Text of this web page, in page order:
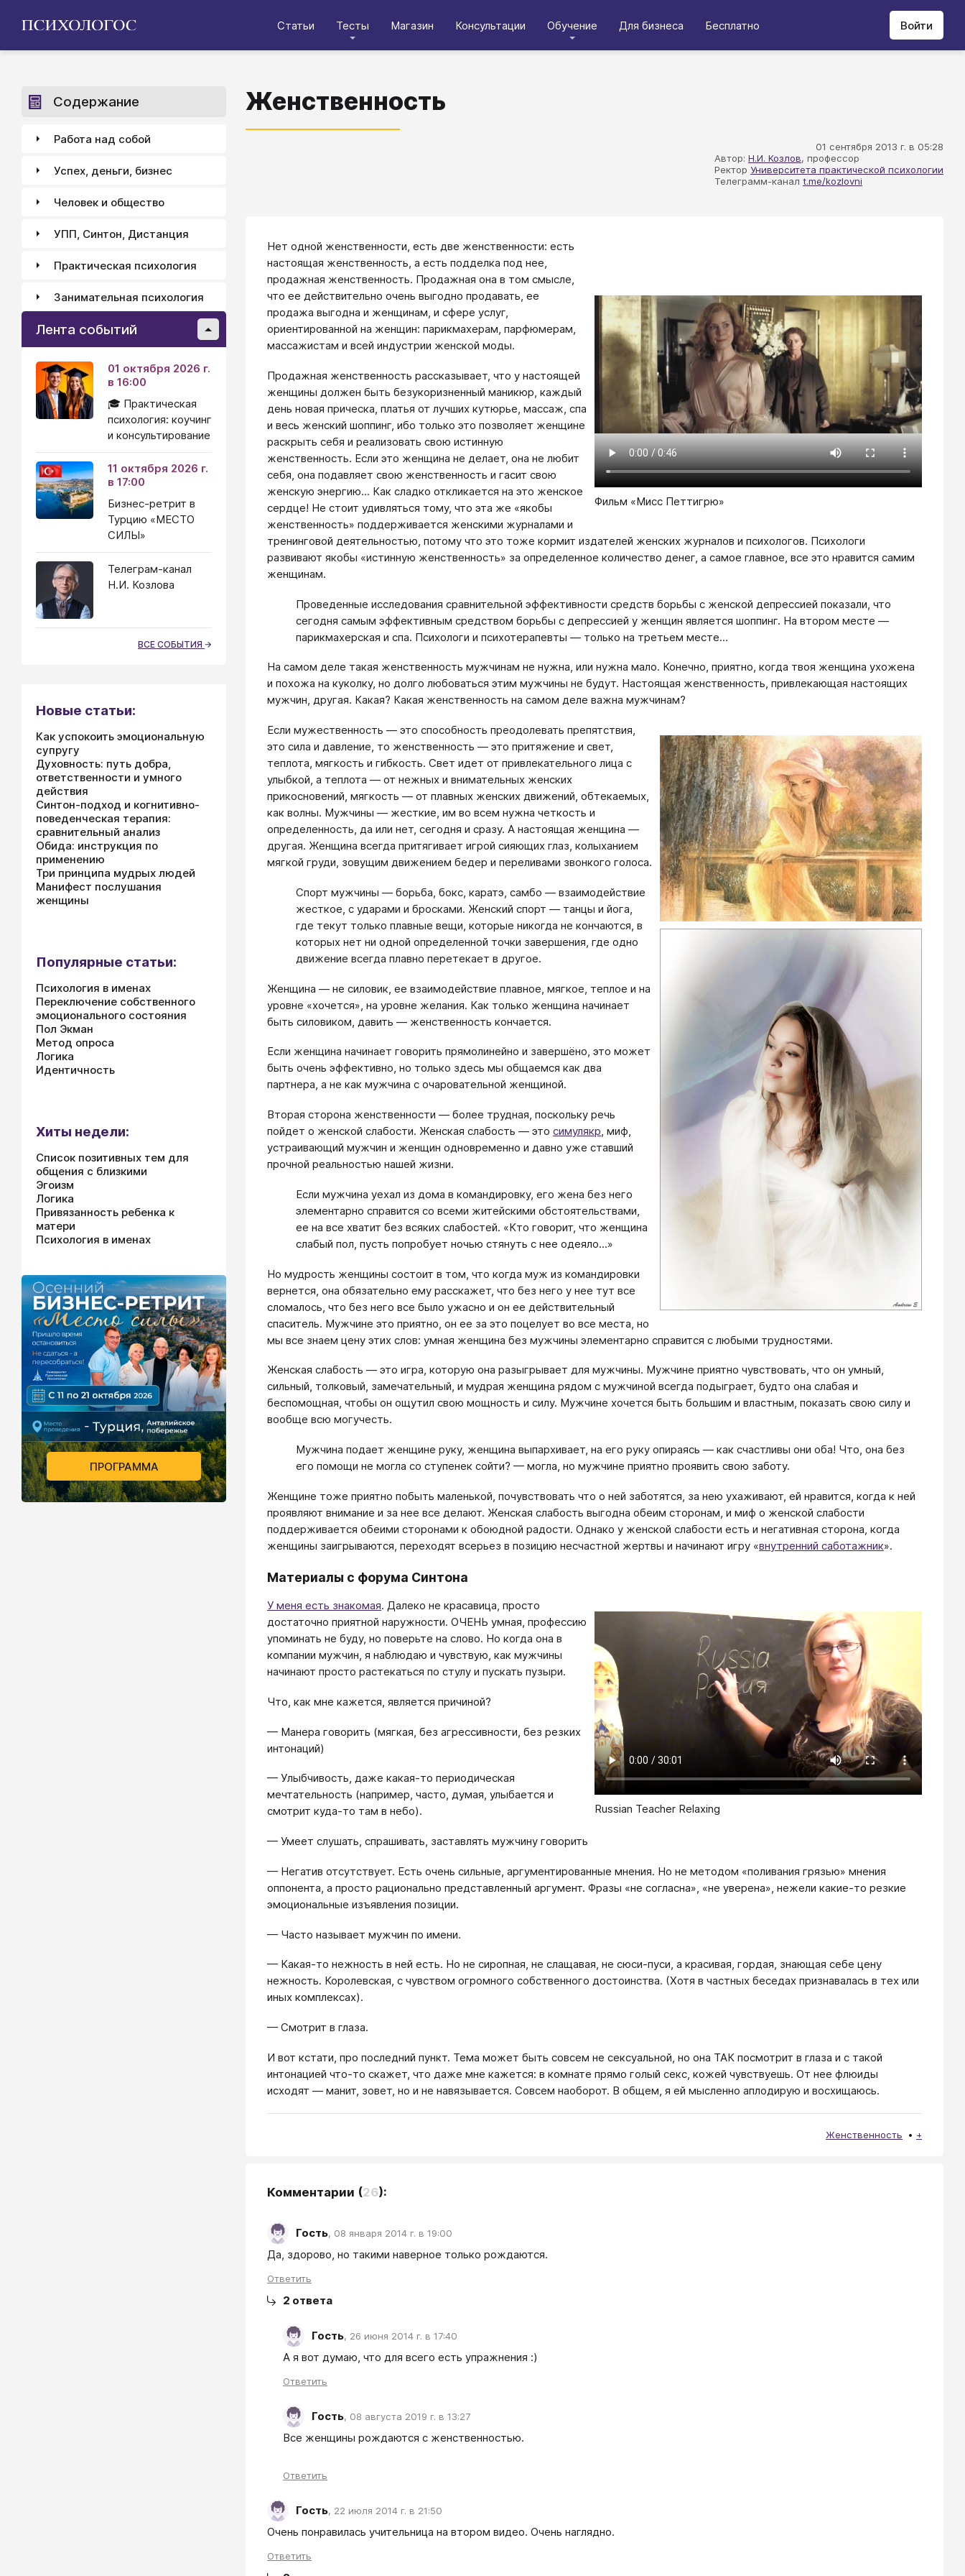
Статьи Тесты Магазин Консультации Обучение Для бизнеса Бесплатно Войти
Женственность
01 сентября 2013 г. в 05:28
Автор: Н.И. Козлов, профессор
Ректор Университета практической психологии
Телеграмм-канал t.me/kozlovni
Фильм «Мисс Петтигрю»
Нет одной женственности, есть две женственности: есть
настоящая женственность, а есть подделка под нее,
продажная женственность. Продажная она в том смысле,
что ее действительно очень выгодно продавать, ее
продажа выгодна и женщинам, и сфере услуг,
ориентированной на женщин: парикмахерам, парфюмерам,
массажистам и всей индустрии женской моды.
Продажная женственность рассказывает, что у настоящей
женщины должен быть безукоризненный маникюр, каждый
день новая прическа, платья от лучших кутюрье, массаж, спа
и весь женский шоппинг, ибо только это позволяет женщине
раскрыть себя и реализовать свою истинную
женственность. Если это женщина не делает, она не любит
себя, она подавляет свою женственность и гасит свою
женскую энергию... Как сладко откликается на это женское
сердце! Не стоит удивляться тому, что эта же «якобы
женственность» поддерживается женскими журналами и
тренинговой деятельностью, потому что это тоже кормит издателей женских журналов и психологов. Психологи
развивают якобы «истинную женственность» за определенное количество денег, а самое главное, все это нравится самим
женщинам.
Проведенные исследования сравнительной эффективности средств борьбы с женской депрессией показали, что
сегодня самым эффективным средством борьбы с депрессией у женщин является шоппинг. На втором месте —
парикмахерская и спа. Психологи и психотерапевты — только на третьем месте...
На самом деле такая женственность мужчинам не нужна, или нужна мало. Конечно, приятно, когда твоя женщина ухожена
и похожа на куколку, но долго любоваться этим мужчины не будут. Настоящая женственность, привлекающая настоящих
мужчин, другая. Какая? Какая женственность на самом деле важна мужчинам?
Если мужественность — это способность преодолевать препятствия,
это сила и давление, то женственность — это притяжение и свет,
теплота, мягкость и гибкость. Свет идет от привлекательного лица с
улыбкой, а теплота — от нежных и внимательных женских
прикосновений, мягкость — от плавных женских движений, обтекаемых,
как волны. Мужчины — жесткие, им во всем нужна четкость и
определенность, да или нет, сегодня и сразу. А настоящая женщина —
другая. Женщина всегда притягивает игрой сияющих глаз, колыханием
мягкой груди, зовущим движением бедер и переливами звонкого голоса.
Спорт мужчины — борьба, бокс, каратэ, самбо — взаимодействие
жесткое, с ударами и бросками. Женский спорт — танцы и йога,
где текут только плавные вещи, которые никогда не кончаются, в
которых нет ни одной определенной точки завершения, где одно
движение всегда плавно перетекает в другое.
Женщина — не силовик, ее взаимодействие плавное, мягкое, теплое и на
уровне «хочется», на уровне желания. Как только женщина начинает
быть силовиком, давить — женственность кончается.
Если женщина начинает говорить прямолинейно и завершёно, это может
быть очень эффективно, но только здесь мы общаемся как два
партнера, а не как мужчина с очаровательной женщиной.
Вторая сторона женственности — более трудная, поскольку речь
пойдет о женской слабости. Женская слабость — это симулякр, миф,
устраивающий мужчин и женщин одновременно и давно уже ставший
прочной реальностью нашей жизни.
Если мужчина уехал из дома в командировку, его жена без него
элементарно справится со всеми житейскими обстоятельствами,
ее на все хватит без всяких слабостей. «Кто говорит, что женщина
слабый пол, пусть попробует ночью стянуть с нее одеяло...»
Но мудрость женщины состоит в том, что когда муж из командировки
вернется, она обязательно ему расскажет, что без него у нее тут все
сломалось, что без него все было ужасно и он ее действительный
спаситель. Мужчине это приятно, он ее за это поцелует во все места, но
мы все знаем цену этих слов: умная женщина без мужчины элементарно справится с любыми трудностями.
Женская слабость — это игра, которую она разыгрывает для мужчины. Мужчине приятно чувствовать, что он умный,
сильный, толковый, замечательный, и мудрая женщина рядом с мужчиной всегда подыграет, будто она слабая и
беспомощная, чтобы он ощутил свою мощность и силу. Мужчине хочется быть большим и властным, показать свою силу и
вообще всю могучесть.
Мужчина подает женщине руку, женщина выпархивает, на его руку опираясь — как счастливы они оба! Что, она без
его помощи не могла со ступенек сойти? — могла, но мужчине приятно проявить свою заботу.
Женщине тоже приятно побыть маленькой, почувствовать что о ней заботятся, за нею ухаживают, ей нравится, когда к ней
проявляют внимание и за нее все делают. Женская слабость выгодна обеим сторонам, и миф о женской слабости
поддерживается обеими сторонами к обоюдной радости. Однако у женской слабости есть и негативная сторона, когда
женщины заигрываются, переходят всерьез в позицию несчастной жертвы и начинают игру «внутренний саботажник».
Материалы с форума Синтона
Russian Teacher Relaxing
У меня есть знакомая. Далеко не красавица, просто
достаточно приятной наружности. ОЧЕНЬ умная, профессию
упоминать не буду, но поверьте на слово. Но когда она в
компании мужчин, я наблюдаю и чувствую, как мужчины
начинают просто растекаться по стулу и пускать пузыри.
Что, как мне кажется, является причиной?
— Манера говорить (мягкая, без агрессивности, без резких
интонаций)
— Улыбчивость, даже какая-то периодическая
мечтательность (например, часто, думая, улыбается и
смотрит куда-то там в небо).
— Умеет слушать, спрашивать, заставлять мужчину говорить
— Негатив отсутствует. Есть очень сильные, аргументированные мнения. Но не методом «поливания грязью» мнения
оппонента, а просто рационально представленный аргумент. Фразы «не согласна», «не уверена», нежели какие-то резкие
эмоциональные изъявления позиции.
— Часто называет мужчин по имени.
— Какая-то нежность в ней есть. Но не сиропная, не слащавая, не сюси-пуси, а красивая, гордая, знающая себе цену
нежность. Королевская, с чувством огромного собственного достоинства. (Хотя в частных беседах признавалась в тех или
иных комплексах).
— Смотрит в глаза.
И вот кстати, про последний пункт. Тема может быть совсем не сексуальной, но она ТАК посмотрит в глаза и с такой
интонацией что-то скажет, что даже мне кажется: в комнате прямо голый секс, кожей чувствуешь. От нее флюиды
исходят — манит, зовет, но и не навязывается. Совсем наоборот. В общем, я ей мысленно аплодирую и восхищаюсь.
Женственность +
Комментарии (26):
Гость, 08 января 2014 г. в 19:00
Да, здорово, но такими наверное только рождаются.
Ответить
2 ответа
Гость, 26 июня 2014 г. в 17:40
А я вот думаю, что для всего есть упражнения :)
Ответить
Гость, 08 августа 2019 г. в 13:27
Все женщины рождаются с женственностью.
Ответить
Гость, 22 июля 2014 г. в 21:50
Ответить
Содержание
Работа над собой
Успех, деньги, бизнес
Человек и общество
УПП, Синтон, Дистанция
Практическая психология
Занимательная психология
Лента событий
01 октября 2026 г.
в 16:00
🎓 Практическая
психология: коучинг
и консультирование
11 октября 2026 г.
в 17:00
Бизнес-ретрит в
Турцию «МЕСТО
СИЛЫ»
Телеграм-канал
Н.И. Козлова
ВСЕ СОБЫТИЯ
Новые статьи:
Как успокоить эмоциональную
супругу
Духовность: путь добра,
ответственности и умного
действия
Синтон-подход и когнитивно-
поведенческая терапия:
сравнительный анализ
Обида: инструкция по
применению
Три принципа мудрых людей
Манифест послушания
женщины
Популярные статьи:
Психология в именах
Переключение собственного
эмоционального состояния
Пол Экман
Метод опроса
Логика
Идентичность
Хиты недели:
Список позитивных тем для
общения с близкими
Эгоизм
Логика
Привязанность ребенка к
матери
Психология в именах
ПРОГРАММА